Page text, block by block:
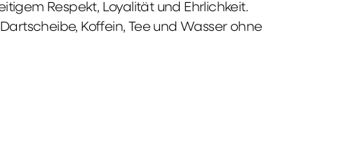
Respekt, Loyalität und Ehrlichkeit.
Koffein, Tee und Wasser ohne